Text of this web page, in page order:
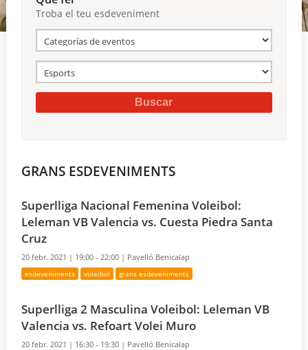
ReservesTroba el teu esdeveniment
GRANS ESDEVENIMENTS
Superlliga Nacional Femenina Voleibol:
Leleman VB Valencia vs. Cuesta Piedra Santa
Cruz
20 febr. 2021 | 19:00 - 22:00 | Pavelló Benicalap
esdeveniments voleibol grans esdeveniments
Superlliga 2 Masculina Voleibol: Leleman VB
Valencia vs. Refoart Volei Muro
20 febr. 2021 | 16:30 - 19:30 | Pavelló Benicalap